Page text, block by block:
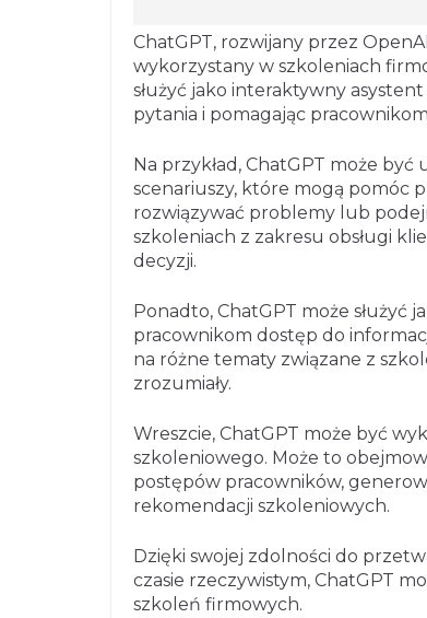
ChatGPT, rozwijany przez
wykorzystany w szkoleniach
służyć jako interaktywny
pytania i pomagając
Na przykład, ChatGPT może
scenariuszy, które mogą pomóc
rozwiązywać problemy lub
szkoleniach z zakresu obsługi
decyzji.
Ponadto, ChatGPT może służyć
pracownikom dostęp do
na różne tematy związane z
zrozumiały.
Wreszcie, ChatGPT może być
szkoleniowego. Może to
postępów pracowników,
rekomendacji szkoleniowych.
Dzięki swojej zdolności do
czasie rzeczywistym, ChatGPT
szkoleń firmowych.